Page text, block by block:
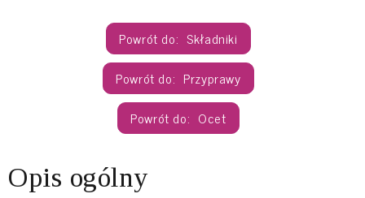
Składniki
Przyprawy
Ocet
Opis ogólny